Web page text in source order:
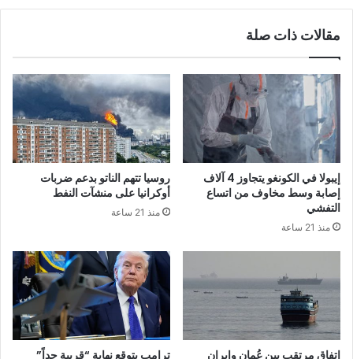
مقالات ذات صلة
إيبولا في الكونغو يتجاوز 4 آلاف
إصابة وسط مخاوف من اتساع
التفشي
منذ 21 ساعة
روسيا تتهم الناتو بدعم ضربات
أوكرانيا على منشآت النفط
منذ 21 ساعة
اتفاق مرتقب بين عُمان وإيران ترامب يتوقع نهاية “قريبة جداً”